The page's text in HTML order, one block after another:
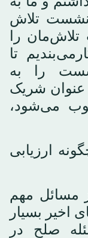
نشست تلاش
را
تا
را به
عنوان شریک
می‌شود،
ارزیابی
مسائل مهم
اخیر بسیار
صلح در